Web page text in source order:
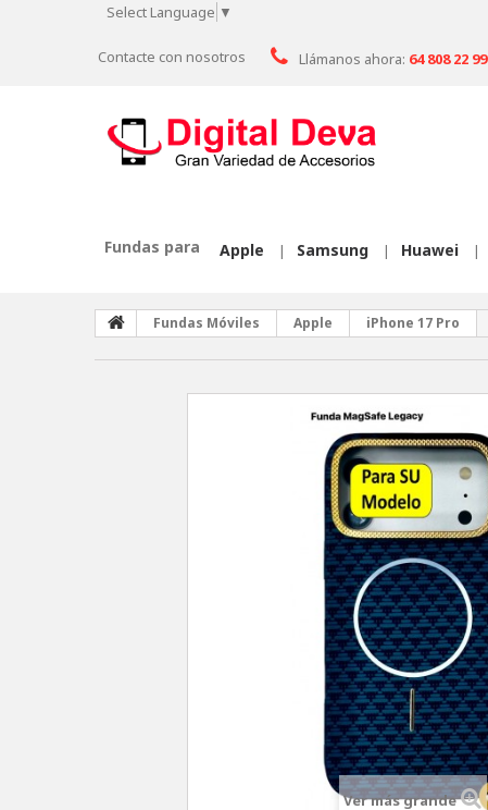
Select Language ▼
Contacte con nosotros Llámanos ahora: 64 808 22 99
Apple | Samsung | Huawei |
Fundas para
Fundas Móviles Apple iPhone 17 Pro
Ver más grande